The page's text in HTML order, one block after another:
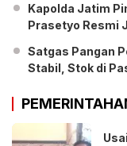
Kapolda Jatim
Prasetyo Resmi
Satgas Pangan
Stabil, Stok di